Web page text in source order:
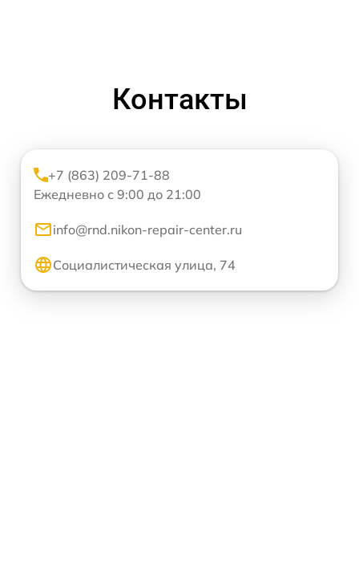
Контакты
+7 (863) 209-71-88
Ежедневно с 9:00 до 21:00
info@rnd.nikon-repair-center.ru
Социалистическая улица, 74